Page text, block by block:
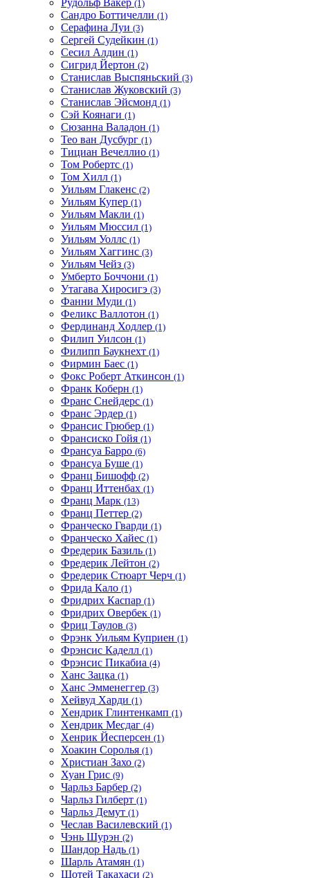
(1)
Сандро Боттичелли (1)
Серафина Луи (3)
Сергей Судейкин (1)
Сесил Алдин (1)
Сигрид Йертон (2)
Станислав Выспяньский (3)
Станислав Жуковский (3)
Станислав Эйсмонд (1)
Сэй Коянаги (1)
Сюзанна Валадон (1)
Тео ван Дусбург (1)
Тициан Вечеллио (1)
Том Робертс (1)
Том Хилл (1)
Уильям Глакенс (2)
Уильям Купер (1)
Уильям Макли (1)
Уильям Мюссил (1)
Уильям Уоллс (1)
Уильям Хаггинс (3)
Уильям Чейз (3)
Умберто Боччони (1)
Утагава Хиросигэ (3)
Фанни Муди (1)
Феликс Валлотон (1)
Фердинанд Ходлер (1)
Филип Уилсон (1)
Филипп Баукнехт (1)
Фирмин Баес (1)
Фокс Роберт Аткинсон (1)
Франк Коберн (1)
Франс Снейдерс (1)
Франс Эрдер (1)
Франсис Грюбер (1)
Франсиско Гойя (1)
Франсуа Барро (6)
Франсуа Буше (1)
Франц Бишофф (2)
Франц Иттенбах (1)
Франц Марк (13)
Франц Петтер (2)
Франческо Гварди (1)
Франческо Хайес (1)
Фредерик Базиль (1)
Фредерик Лейтон (2)
Фредерик Стюарт Черч (1)
Фрида Кало (1)
Фридрих Каспар (1)
Фридрих Овербек (1)
Фриц Таулов (3)
Фрэнк Уильям Куприен (1)
Фрэнсис Каделл (1)
Фрэнсис Пикабиа (4)
Ханс Зацка (1)
Ханс Эмменеггер (3)
Хейвуд Харди (1)
Хендрик Глинтенкамп (1)
Хендрик Месдаг (4)
Хенрик Йесперсен (1)
Хоакин Соролья (1)
Христиан Захо (2)
Хуан Грис (9)
Чарльз Барбер (2)
Чарльз Гилберт (1)
Чарльз Демут (1)
Чеслав Василевский (1)
Чэнь Шурэн (2)
Шандор Надь (1)
Шарль Атамян (1)
Шотей Такахаси (2)